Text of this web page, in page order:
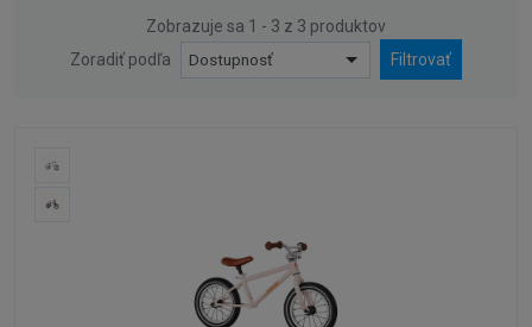
Zobrazuje sa 1 - 3 z 3 produktov
Zoradiť podľa
Dostupnosť Filtrovať